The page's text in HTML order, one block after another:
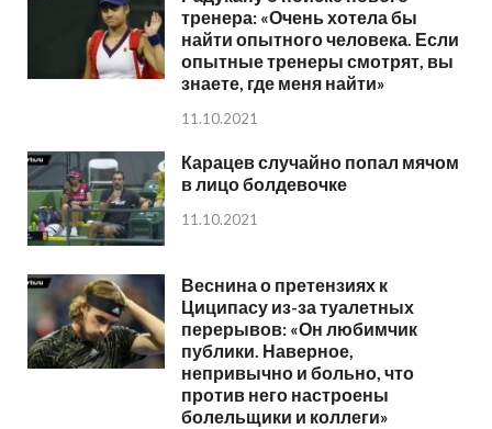
тренера: «Очень хотела бы
найти опытного человека. Если
опытные тренеры смотрят, вы
знаете, где меня найти»
11.10.2021
Карацев случайно попал мячом
в лицо болдевочке
11.10.2021
Веснина о претензиях к
Циципасу из-за туалетных
перерывов: «Он любимчик
публики. Наверное,
непривычно и больно, что
против него настроены
болельщики и коллеги»